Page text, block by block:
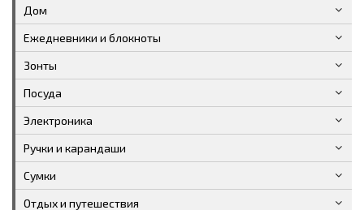
Дом
Ежедневники и блокноты
Зонты
Посуда
Электроника
Ручки и карандаши
Сумки
Отдых и путешествия